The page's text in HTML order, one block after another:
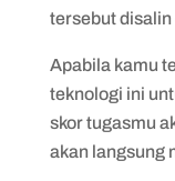
tersebut disalin
Apabila kamu
teknologi ini
skor tugasmu
akan langsung